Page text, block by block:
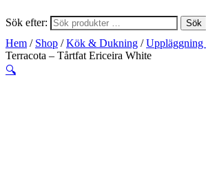
Sök efter: Sök
Hem / Shop /Kök & Dukning /
Terracota – Tårtfat Ericeira White
🔍